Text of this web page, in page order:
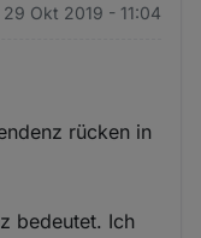
29 Okt 2019 - 11:04
rücken in
bedeutet. Ich